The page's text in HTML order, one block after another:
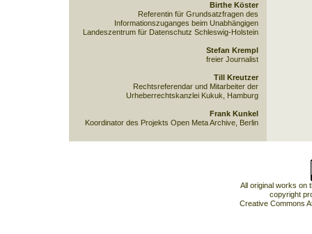
Birthe Köster
Referentin für Grundsatzfragen des
Informationszuganges beim Unabhängigen
Landeszentrum für Datenschutz Schleswig-Holstein
Stefan Krempl
freier Journalist
Till Kreutzer
Rechtsreferendar und Mitarbeiter der
Urheberrechtskanzlei Kukuk, Hamburg
Frank Kunkel
Koordinator des Projekts Open Meta Archive, Berlin
All original works on
copyright
Creative Commons